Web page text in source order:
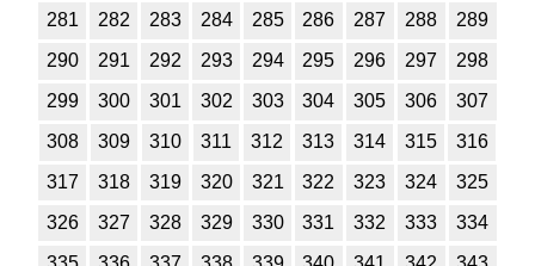
281
282 283 284 285 286 287 288
289
290
291 292 293 294 295 296 297
298
299
300 301 302 303 304 305 306
307
308
309 310 311 312 313 314 315
316
317
318 319 320 321 322 323 324
325
326
327 328 329 330 331 332 333
334